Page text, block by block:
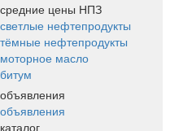
средние цены НПЗ
светлые нефтепродукты
тёмные нефтепродукты
моторное масло
битум
объявления
объявления
каталог